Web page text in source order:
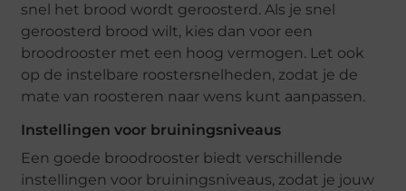
snel het brood wordt geroosterd. Als je snel
geroosterd brood wilt, kies dan voor een
broodrooster met een hoog vermogen. Let ook
op de instelbare roostersnelheden, zodat je de
mate van roosteren naar wens kunt aanpassen.
Instellingen voor bruiningsniveaus
Een goede broodrooster biedt verschillende
instellingen voor bruiningsniveaus, zodat je jouw